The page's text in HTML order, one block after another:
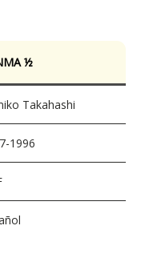
½
Takahashi
1996